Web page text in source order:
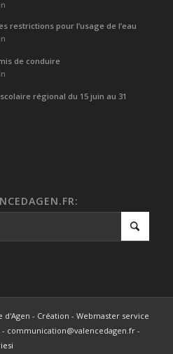
restrictions pour l’usage de l’eau
de conduire
régional du 15 juin au 31
- Création - Webmaster service
communication@valencedagen.fr -